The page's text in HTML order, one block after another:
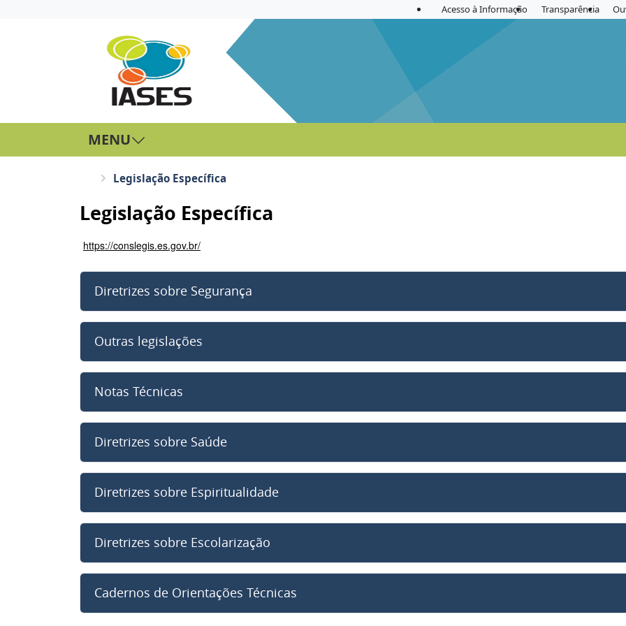
Acesso à Informação Transparência
MENU
Legislação Específica
Legislação Específica
https://conslegis.es.gov.br/
Diretrizes sobre Segurança
Outras legislações
Notas Técnicas
Diretrizes sobre Saúde
Diretrizes sobre Espiritualidade
Diretrizes sobre Escolarização
Cadernos de Orientações Técnicas